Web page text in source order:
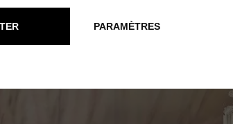
PARAMÈTRES